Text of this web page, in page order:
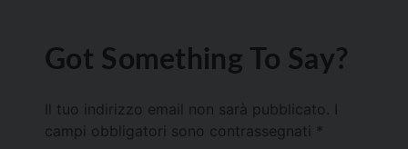
Got Something To Say?
Il tuo indirizzo email non sarà pubblicato.
campi obbligatori sono contrassegnati *